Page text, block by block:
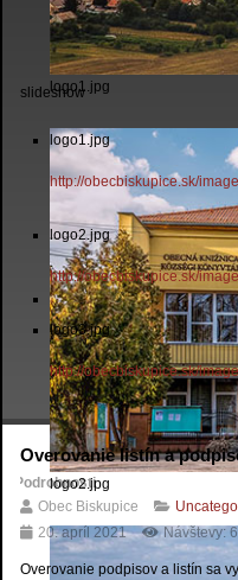
logo1.jpg
logo2.jpg
slideshow
logo1.jpg
http://obecbiskupice.sk/
logo2.jpg
http://obecbiskupice.sk/
logo3.jpg
http://obecbiskupice.sk/
Overovanie listín a
Podrobnosti
Obec Biskupice
20. apríl 2021
Návštevy:
Overovanie podpisov a listín sa